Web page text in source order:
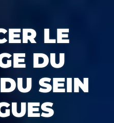
LE
DU
SEIN